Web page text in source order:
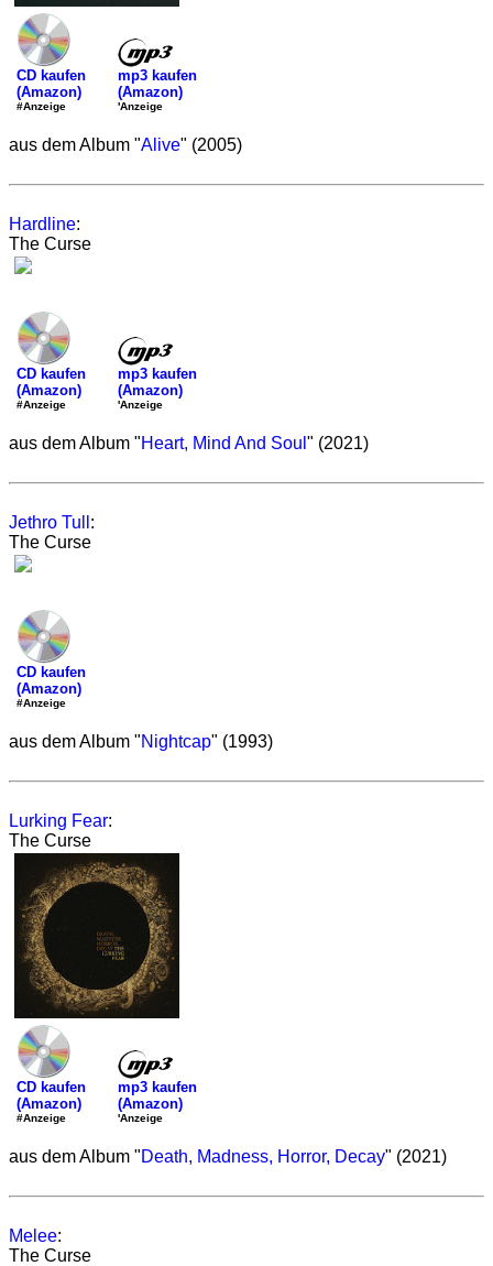
CD kaufen
(Amazon)
#Anzeige
mp3 kaufen
(Amazon)
'Anzeige
aus dem Album "Alive" (2005)
Hardline:
The Curse
CD kaufen
(Amazon)
#Anzeige
mp3 kaufen
(Amazon)
'Anzeige
aus dem Album "Heart, Mind And Soul " (2021)
Jethro Tull :
The Curse
CD kaufen
(Amazon)
#Anzeige
aus dem Album "Nightcap" (1993)
Lurking Fear:
The Curse
CD kaufen
(Amazon)
#Anzeige
mp3 kaufen
(Amazon)
'Anzeige
aus dem Album "Death, Madness, Horror, Decay" (2021)
Melee:
The Curse